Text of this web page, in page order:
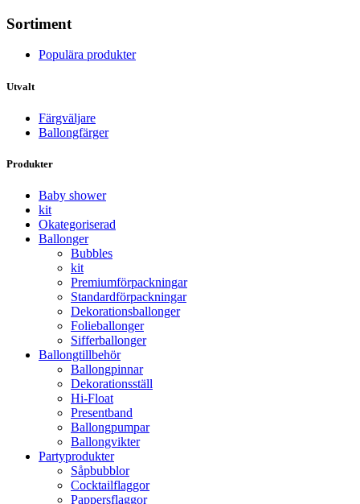
Sortiment
Populära produkter
Utvalt
Färgväljare
Ballongfärger
Produkter
Baby shower
kit
Okategoriserad
Ballonger
Bubbles
kit
Premium­förpackningar
Standard­­förpackningar
Dekorations­ballonger
Folie­­­ballonger
Siffer­­ballonger
Ballong­tillbehör
Ballongpinnar
Dekorationsställ
Hi-Float
Presentband
Ballongpumpar
Ballong­vikter
Party­­produkter
Såpbubblor
Cocktail­flaggor
Pappers­flaggor